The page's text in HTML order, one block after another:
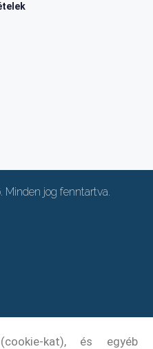
jog fenntartva.
kat), és egyéb